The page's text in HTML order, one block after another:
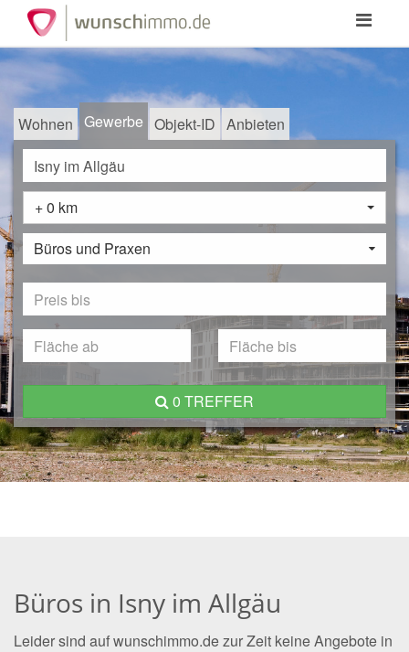
Toggle
Wohnen Gewerbe Objekt-ID Anbieten
+ 0 km
Büros und Praxen
0 TREFFER
Büros in Isny im Allgäu
Leider sind auf wunschimmo.de zur Zeit keine Angebote in